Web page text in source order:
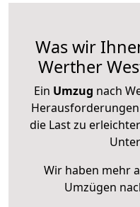
Was wir
Werther
Ein Umzug nach
die Last zu
Wir haben mehr
Umzügen